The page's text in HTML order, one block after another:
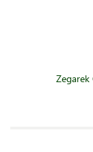
Zegarek